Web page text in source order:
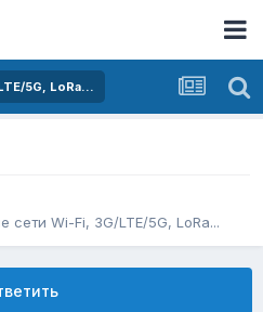
5G, LoRa...
сети Wi-Fi, 3G/LTE/5G, LoRa...